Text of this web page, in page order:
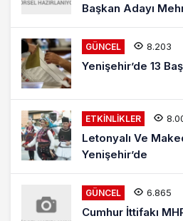
GÜNCEL 8.203
Yenişehir’de 13
ETKINLIKLER
Letonyalı Ve
Yenişehir’de
GÜNCEL 6.865
Cumhur İttifakı